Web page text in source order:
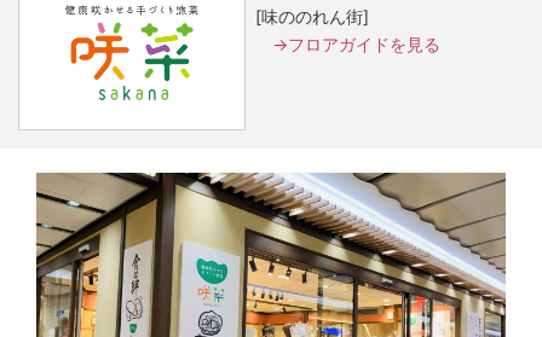
[味ののれん街]
→フロアガイドを見る